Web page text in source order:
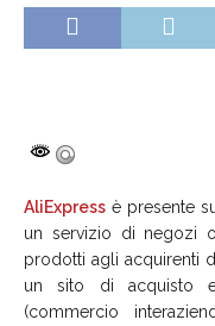
AliExpress è presente
un servizio di negozi
prodotti agli acquirenti
un sito di acquisto
(commercio